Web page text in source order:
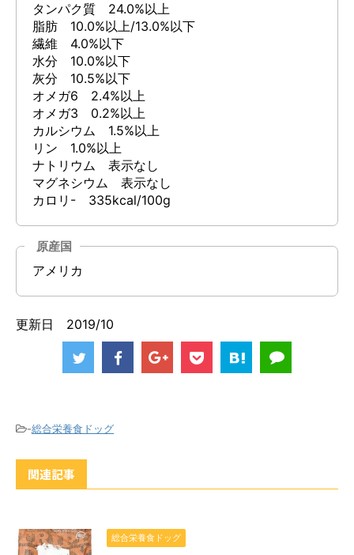
タンパク質 24.0%以上
脂肪 10.0%以上/13.0%以下
繊維 4.0%以下
水分 10.0%以下
灰分 10.5%以下
オメガ6 2.4%以上
オメガ3 0.2%以上
カルシウム 1.5%以上
リン 1.0%以上
ナトリウム 表示なし
マグネシウム 表示なし
カロリ- 335kcal/100g
原産国
アメリカ
更新日 2019/10
-総合栄養食ドッグ
関連記事
総合栄養食ドッグ